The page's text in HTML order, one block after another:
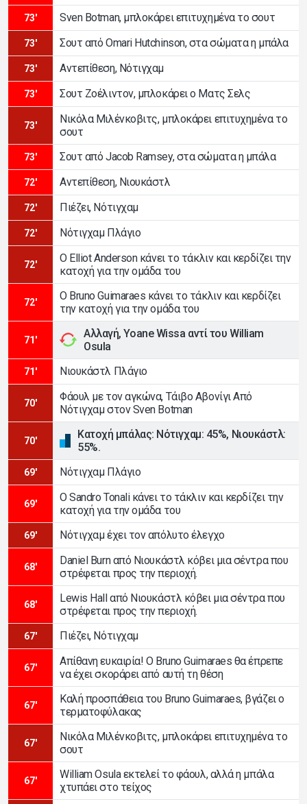
73' Sven Botman, μπλοκάρει επιτυχημένα το σουτ
73' Σουτ από Omari Hutchinson, στα σώματα η μπάλα
73' Αντεπίθεση, Νότιγχαμ
73' Σουτ Ζοέλιντον, μπλοκάρει ο Ματς Σελς
73'
Νικόλα Μιλένκοβιτς, μπλοκάρει επιτυχημένα το
σουτ
73' Σουτ από Jacob Ramsey, στα σώματα η μπάλα
72' Αντεπίθεση, Νιουκάστλ
72' Πιέζει, Νότιγχαμ
72' Νότιγχαμ Πλάγιο
72'
Ο Elliot Anderson κάνει το τάκλιν και κερδίζει την
κατοχή για την ομάδα του
72'
Ο Bruno Guimaraes κάνει το τάκλιν και κερδίζει
την κατοχή για την ομάδα του
71'
Αλλαγή, Yoane Wissa αντί του William
Osula
71' Νιουκάστλ Πλάγιο
70'
Φάουλ με τον αγκώνα, Τάιβο Αβονίγι Από
Νότιγχαμ στον Sven Botman
70'
Κατοχή μπάλας: Νότιγχαμ: 45%, Νιουκάστλ:
55%.
69' Νότιγχαμ Πλάγιο
69'
Ο Sandro Tonali κάνει το τάκλιν και κερδίζει την
κατοχή για την ομάδα του
69' Νότιγχαμ έχει τον απόλυτο έλεγχο
68'
Daniel Burn από Νιουκάστλ κόβει μια σέντρα που
στρέφεται προς την περιοχή.
68'
Lewis Hall από Νιουκάστλ κόβει μια σέντρα που
στρέφεται προς την περιοχή.
67' Πιέζει, Νότιγχαμ
67'
Απίθανη ευκαιρία! Ο Bruno Guimaraes θα έπρεπε
να έχει σκοράρει από αυτή τη θέση
67'
Καλή προσπάθεια του Bruno Guimaraes, βγάζει ο
τερματοφύλακας
67'
Νικόλα Μιλένκοβιτς, μπλοκάρει επιτυχημένα το
σουτ
67'
William Osula εκτελεί το φάουλ, αλλά η μπάλα
χτυπάει στο τείχος